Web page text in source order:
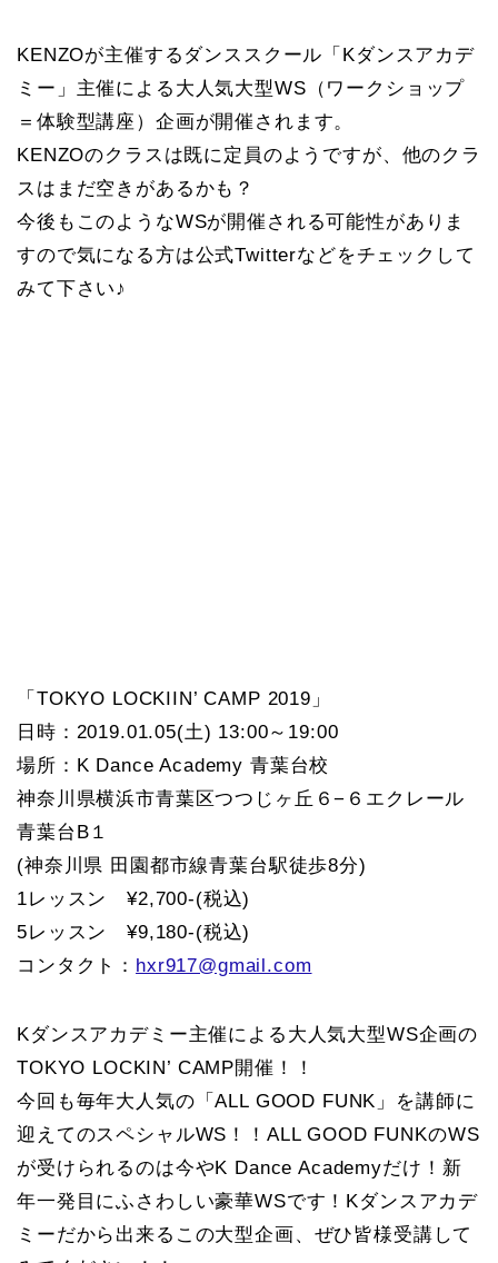
KENZOが主催するダンススクール「Kダンスアカデ
ミー」主催による大人気大型WS（ワークショップ
＝体験型講座）企画が開催されます。
KENZOのクラスは既に定員のようですが、他のクラ
スはまだ空きがあるかも？
今後もこのようなWSが開催される可能性がありま
すので気になる方は公式Twitterなどをチェックして
みて下さい♪
「TOKYO LOCKIIN’ CAMP 2019」
日時：2019.01.05(土) 13:00～19:00
場所：K Dance Academy 青葉台校
神奈川県横浜市青葉区つつじヶ丘６−６エクレール
青葉台B１
(神奈川県 田園都市線青葉台駅徒歩8分)
1レッスン ¥2,700-(税込)
5レッスン ¥9,180-(税込)
コンタクト： hxr917@gmail.com
Kダンスアカデミー主催による大人気大型WS企画の
TOKYO LOCKIN’ CAMP開催！！
今回も毎年大人気の「ALL GOOD FUNK」を講師に
迎えてのスペシャルWS！！ALL GOOD FUNKのWS
が受けられるのは今やK Dance Academyだけ！新
年一発目にふさわしい豪華WSです！Kダンスアカデ
ミーだから出来るこの大型企画、ぜひ皆様受講して